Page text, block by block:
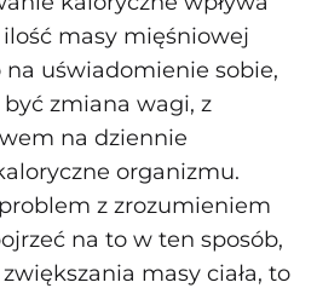
masy mięśniowej
na uświadomienie sobie,
zmiana wagi, z
na dziennie
organizmu.
z zrozumieniem
na to w ten sposób,
masy ciała, to